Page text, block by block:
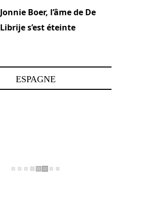
Jonnie Boer, l’âme de De
Librije s’est éteinte
ESPAGNE